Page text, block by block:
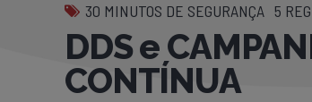
30 MINUTOS DE SEGURANÇA 5
DDS e
CONTÍNUA